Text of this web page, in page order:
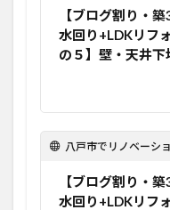
【ブログ割り・築
水回り+LDKリフ
の５】壁・天井下
八戸市でリノベーションをす
【ブログ割り・築
水回り+LDKリフ